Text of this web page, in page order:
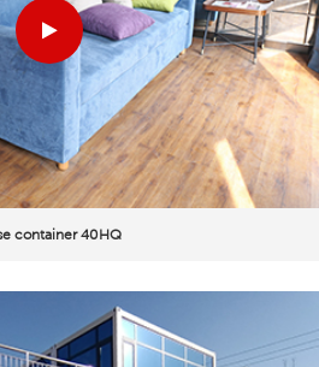
container 40HQ